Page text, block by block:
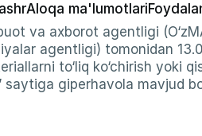
Aloqa ma'lumotlari
va axborot agentligi
agentligi) tomonidan
to‘liq ko‘chirish
giperhavola mavjud